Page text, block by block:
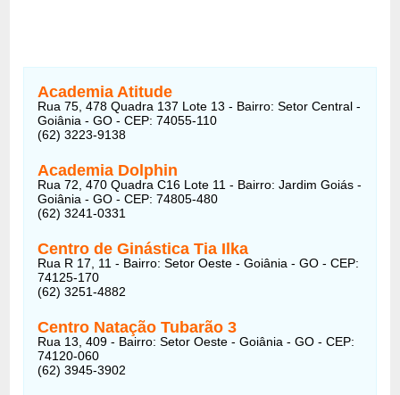
Academia Atitude
Rua 75, 478 Quadra 137 Lote 13 - Bairro: Setor Central -
Goiânia - GO - CEP: 74055-110
(62) 3223-9138
Academia Dolphin
Rua 72, 470 Quadra C16 Lote 11 - Bairro: Jardim Goiás -
Goiânia - GO - CEP: 74805-480
(62) 3241-0331
Centro de Ginástica Tia Ilka
Rua R 17, 11 - Bairro: Setor Oeste - Goiânia - GO - CEP:
74125-170
(62) 3251-4882
Centro Natação Tubarão 3
Rua 13, 409 - Bairro: Setor Oeste - Goiânia - GO - CEP:
74120-060
(62) 3945-3902